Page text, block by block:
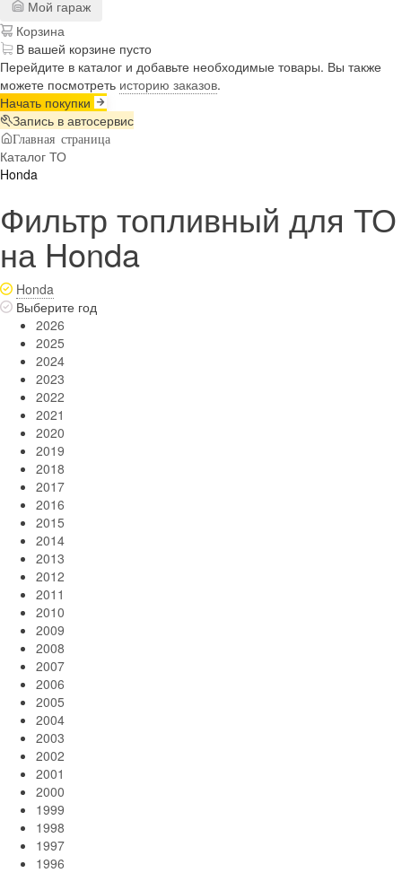
Мой гараж
Корзина
В вашей корзине пусто
Перейдите в каталог и добавьте необходимые товары. Вы также
можете посмотреть историю заказов.
Начать покупки
Запись в автосервис
Главная страница
Каталог ТО
Honda
Фильтр топливный для ТО
на Honda
Honda
Выберите год
2026
2025
2024
2023
2022
2021
2020
2019
2018
2017
2016
2015
2014
2013
2012
2011
2010
2009
2008
2007
2006
2005
2004
2003
2002
2001
2000
1999
1998
1997
1996